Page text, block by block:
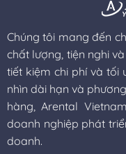
Chúng tôi mang đến
chất lượng, tiện nghi
tiết kiệm chi phí và tối
nhìn dài hạn và
hàng, Arental
doanh nghiệp phát
doanh.